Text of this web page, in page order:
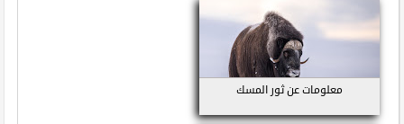
معلومات عن ثور المسك